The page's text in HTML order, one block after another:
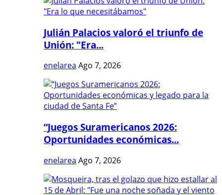
Julián Palacios valoró el triunfo de
Unión: "Era...
enelarea Ago 7, 2026
“Juegos Suramericanos 2026:
Oportunidades económicas...
enelarea Ago 7, 2026